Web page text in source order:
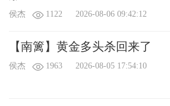
侯杰 1122 2026-08-06 09:42:12
【南篱】黄金多头杀回来了
侯杰 1963 2026-08-05 17:54:10